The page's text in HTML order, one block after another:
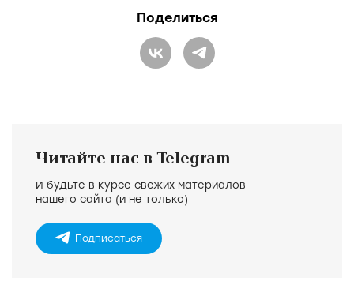
o
Поделиться
Читайте нас в Telegram
И будьте в курсе свежих материалов
нашего сайта (и не только)
Подписаться